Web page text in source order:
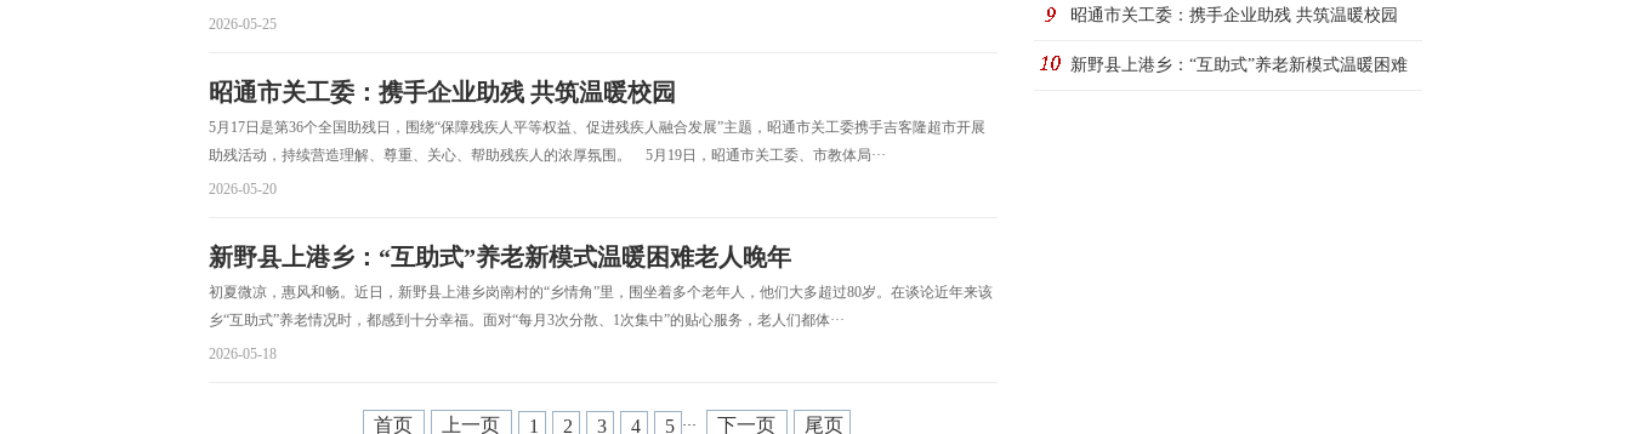
2026-05-25
昭通市关工委：携手企业助残 共筑温暖校园
5月17日是第36个全国助残日，围绕“保障残疾人平等权益、促进残疾人融合发展”主题，昭通市关工委携手吉客隆超市开展
助残活动，持续营造理解、尊重、关心、帮助残疾人的浓厚氛围。 5月19日，昭通市关工委、市教体局···
2026-05-20
新野县上港乡：“互助式”养老新模式温暖困难老人晚年
初夏微凉，惠风和畅。近日，新野县上港乡岗南村的“乡情角”里，围坐着多个老年人，他们大多超过80岁。在谈论近年来该
乡“互助式”养老情况时，都感到十分幸福。面对“每月3次分散、1次集中”的贴心服务，老人们都体···
2026-05-18
首页 上一页 1 2 3 4 5 ··· 下一页 尾页
活动
昭通市关工委：携手企业助残 共筑温暖校园
新野县上港乡：“互助式”养老新模式温暖困难